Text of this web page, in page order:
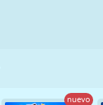
nuevo